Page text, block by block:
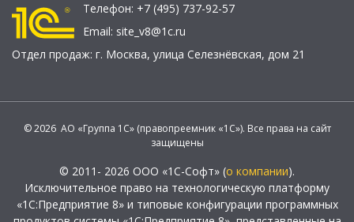
Телефон: +7 (495) 737-92-57
Email: site_v8@1c.ru
Отдел продаж: г. Москва, улица Селезнёвская, дом 21
© 2026 АО «Группа 1С» (правопреемник «1С»). Все права на сайт
защищены
© 2011- 2026 ООО «1С-Софт» (о компании).
Исключительное право на технологическую платформу
«1С:Предприятие 8» и типовые конфигурации программных